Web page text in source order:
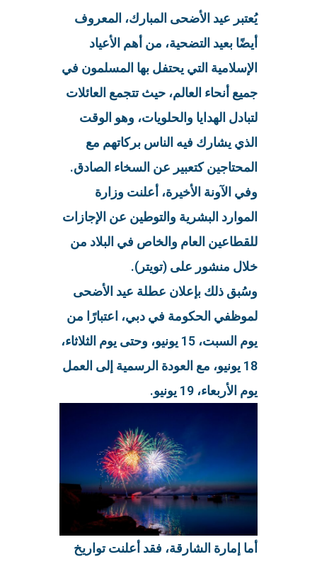
يُعتبر عيد الأضحى المبارك، المعروف
أيضًا بعيد التضحية، من أهم الأعياد
الإسلامية التي يحتفل بها المسلمون في
جميع أنحاء العالم، حيث تتجمع العائلات
لتبادل الهدايا والحلويات، وهو الوقت
الذي يشارك فيه الناس بركاتهم مع
المحتاجين كتعبير عن السخاء الصادق.
وفي الآونة الأخيرة، أعلنت وزارة
الموارد البشرية والتوطين عن الإجازات
للقطاعين العام والخاص في البلاد من
خلال منشور على (تويتر).
وسُبق ذلك بإعلان عطلة عيد الأضحى
لموظفي الحكومة في دبي، اعتبارًا من
يوم السبت، 15 يونيو، وحتى يوم الثلاثاء،
18 يونيو، مع العودة الرسمية إلى العمل
يوم الأربعاء، 19 يونيو.
أما إمارة الشارقة، فقد أعلنت تواريخ